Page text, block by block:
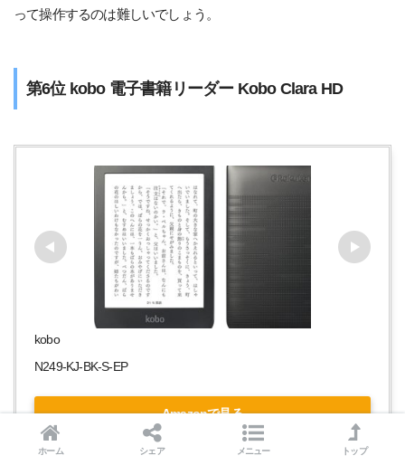
って操作するのは難しいでしょう。
第6位 kobo 電子書籍リーダー Kobo Clara HD
kobo
N249-KJ-BK-S-EP
Amazonで見る
楽天市場で見る
ホーム シェア メニュー トップ